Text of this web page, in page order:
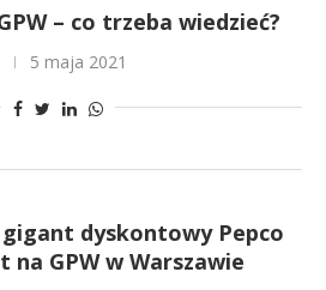
– co trzeba wiedzieć?
5 maja 2021
dyskontowy Pepco
GPW w Warszawie